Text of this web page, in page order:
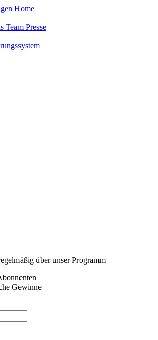
Home
Team Presse
über unser Programm
Gewinne